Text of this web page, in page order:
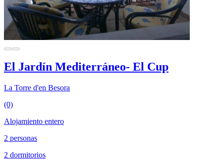
El Jardín Mediterráneo- El Cup
La Torre d'en Besora
(0)
Alojamiento entero
2 personas
2 dormitorios